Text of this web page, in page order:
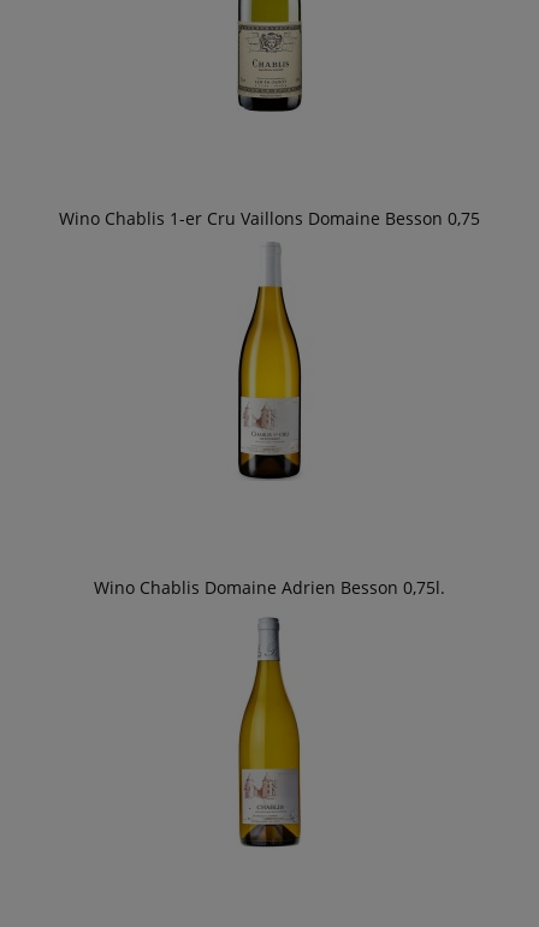
Wino Chablis 1-er Cru Vaillons Domaine Besson 0,75
Wino Chablis Domaine Adrien Besson 0,75l.